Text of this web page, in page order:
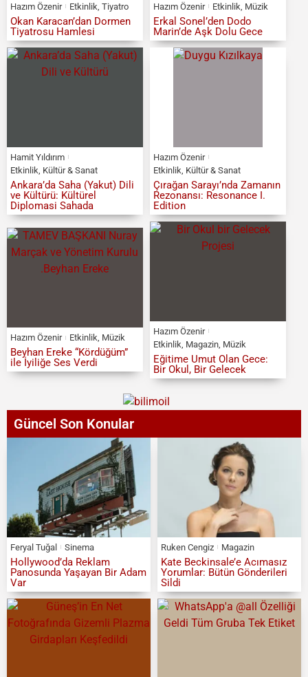
Hazım Özenir Etkinlik Tiyatro
Okan Karacan’dan Dormen
Tiyatrosu Hamlesi
Hazım Özenir Etkinlik Müzik
Erkal Sonel’den Dodo
Marin’de Aşk Dolu Gece
Hamit Yıldırım
Etkinlik Kültür & Sanat
Ankara’da Saha (Yakut) Dili
ve Kültürü: Kültürel
Diplomasi Sahada
Hazım Özenir
Etkinlik Kültür & Sanat
Çırağan Sarayı’nda Zamanın
Rezonansı: Resonance I.
Edition
Hazım Özenir Etkinlik, Müzik
Beyhan Ereke “Kördüğüm”
ile İyiliğe Ses Verdi
Hazım Özenir
Etkinlik Magazin, Müzik
Eğitime Umut Olan Gece:
Bir Okul, Bir Gelecek
Güncel Son Konular
Feryal Tuğal Sinema
Hollywood’da Reklam
Panosunda Yaşayan Bir Adam
Var
Ruken Cengiz Magazin
Kate Beckinsale’e Acımasız
Yorumlar: Bütün Gönderileri
Sildi